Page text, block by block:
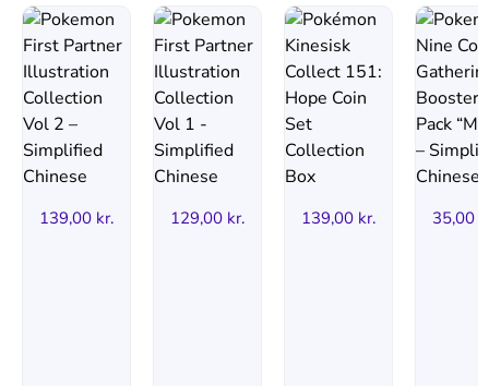
139,00 kr. 129,00 kr. 139,00 kr. 35,00